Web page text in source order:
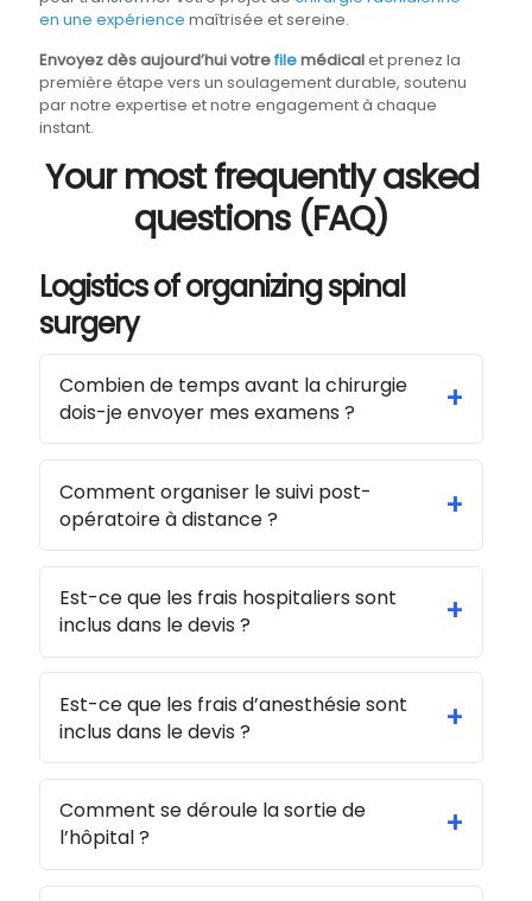
en une expérience maîtrisée et sereine.
Envoyez dès aujourd’hui votrefilemédicalet prenez la
première étape vers un soulagement durable, soutenu
par notre expertise et notre engagement à chaque
instant.
Your most frequently asked
questions (FAQ)
Logistics of organizing spinal
surgery
Combien de temps avant la chirurgie
dois-je envoyer mes examens ?
+
Comment organiser le suivi post-
opératoire à distance ?
+
Est-ce que les frais hospitaliers sont
inclus dans le devis ?
+
Est-ce que les frais d’anesthésie sont
inclus dans le devis ?
+
Comment se déroule la sortie de
l’hôpital ?
+